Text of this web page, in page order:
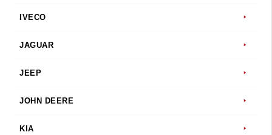
IVECO
JAGUAR
JEEP
JOHN DEERE
KIA